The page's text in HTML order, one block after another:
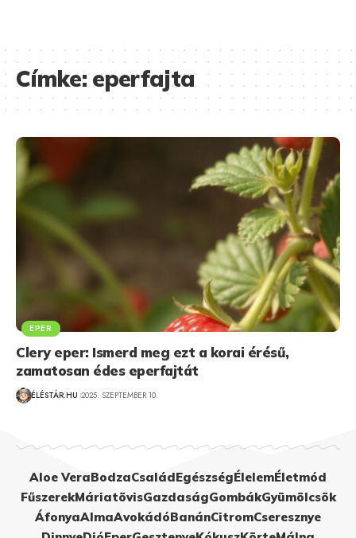
Címke:eperfajta
EPER
Clery eper: Ismerd meg ezt a korai érésű,
zamatosan édes eperfajtát
ÉLÉSTÁR.HU 2025. SZEPTEMBER 10.
Aloe VeraBodzaCsaládEgészségÉlelemÉletmód
FűszerekMáriatövisGazdaságGombákGyümölcsök
ÁfonyaAlmaAvokádóBanánCitromCseresznye